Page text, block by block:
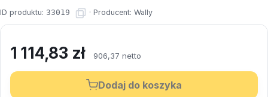
ID produktu: 33019 · Producent: Wally
1 114,83 zł 906,37 netto
Dodaj do koszyka